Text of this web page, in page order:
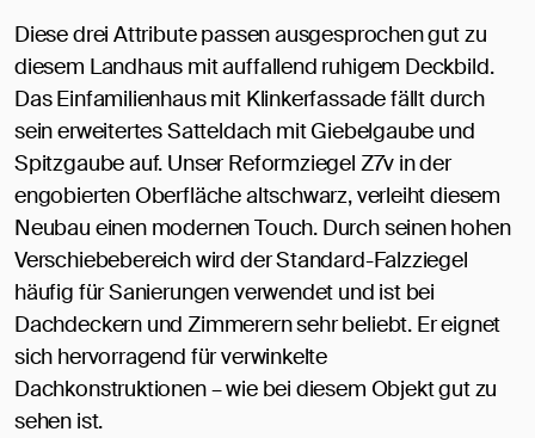
Diese drei Attribute passen ausgesprochen gut zu
diesem Landhaus mit auffallend ruhigem Deckbild.
Das Einfamilienhaus mit Klinkerfassade fällt durch
sein erweitertes Satteldach mit Giebelgaube und
Spitzgaube auf. Unser Reformziegel Z7v in der
engobierten Oberfläche altschwarz, verleiht diesem
Neubau einen modernen Touch. Durch seinen hohen
Verschiebebereich wird der Standard-Falzziegel
häufig für Sanierungen verwendet und ist bei
Dachdeckern und Zimmerern sehr beliebt. Er eignet
sich hervorragend für verwinkelte
Dachkonstruktionen – wie bei diesem Objekt gut zu
sehen ist.